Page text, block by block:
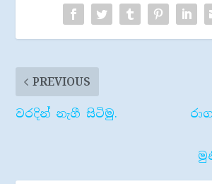
PREVIOUS
වරදින් නැගී සිටිමු.